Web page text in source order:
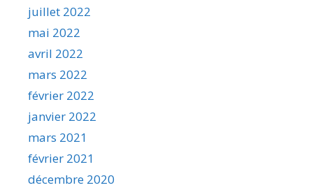
juillet 2022
mai 2022
avril 2022
mars 2022
février 2022
janvier 2022
mars 2021
février 2021
décembre 2020